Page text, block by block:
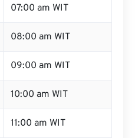
07:00 am WIT
08:00 am WIT
09:00 am WIT
10:00 am WIT
11:00 am WIT